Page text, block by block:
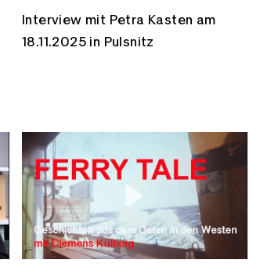
Interview mit Petra Kasten am
18.11.2025 in Pulsnitz